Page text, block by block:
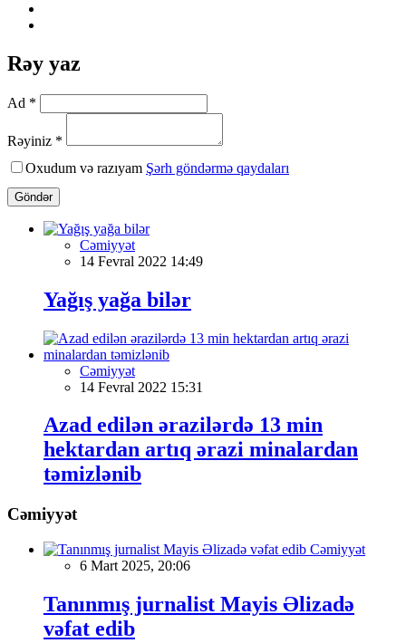
Rəy yaz
Ad *
Rəyiniz *
Oxudum və razıyam Şərh göndərmə qaydaları
Göndər
Cəmiyyət
14 Fevral 2022 14:49
Yağış yağa bilər
Cəmiyyət
14 Fevral 2022 15:31
Azad edilən ərazilərdə 13 min
hektardan artıq ərazi minalardan
təmizlənib
Cəmiyyət
Cəmiyyət
6 Mart 2025, 20:06
Tanınmış jurnalist Mayis Əlizadə
vəfat edib